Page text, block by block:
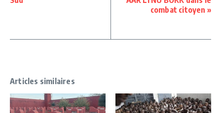
combat citoyen »
Articles similaires